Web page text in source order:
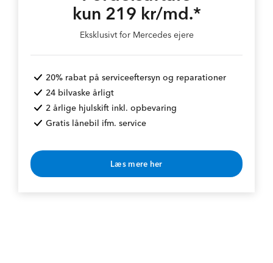
kun 219 kr/md.*
Eksklusivt for Mercedes ejere
20% rabat på serviceeftersyn og reparationer
24 bilvaske årligt
2 årlige hjulskift inkl. opbevaring
Gratis lånebil ifm. service
Læs mere her